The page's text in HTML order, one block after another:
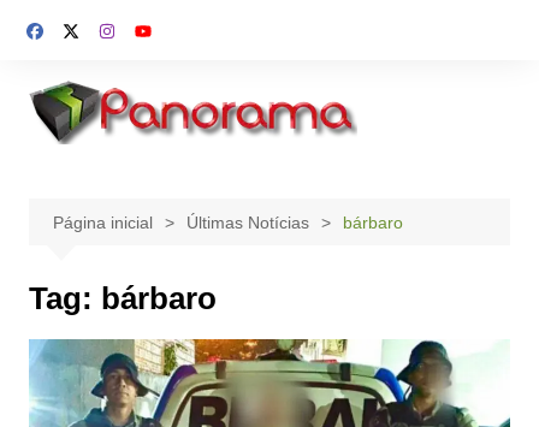
para
conteúdo
Página inicial Últimas Notícias bárbaro
Tag: bárbaro